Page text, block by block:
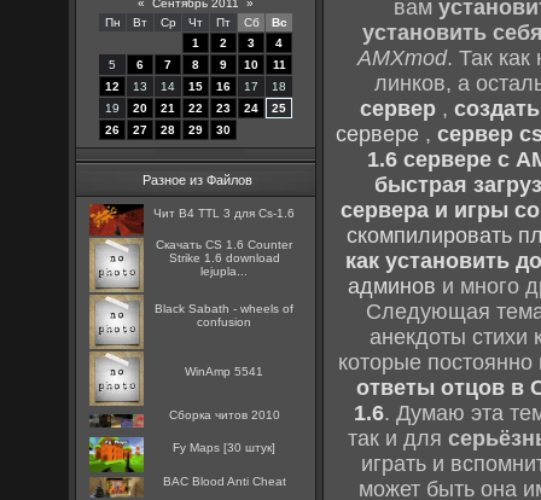
« Сентябрь 2011
»
Пн
Вт Ср Чт Пт Сб
Вс
1
2 3
4
5
6 7 8 9 10
11
12
13 14 15 16 17
18
19
20 21 22 23 24
25
26
27 28 29 30
Разное из Файлов
Чит B4 TTL 3 для Cs-1.6
Скачать CS 1.6 Counter
Strike 1.6 download
lejupla...
Black Sabath - wheels of
confusion
WinAmp 5541
Сборка читов 2010
Fy Maps [30 штук]
BAC Blood Anti Cheat
вам
установить
AMXmod. Так как
линков, а
сервер ,
сервере ,сервер
1.6 сервере с
быстрая
сервера и игры
скомпилировать
как установить
админов и много
Следующая
анекдоты
которые
ответы отцов в
1.6. Думаю эта
так и для
играть и
может быть она